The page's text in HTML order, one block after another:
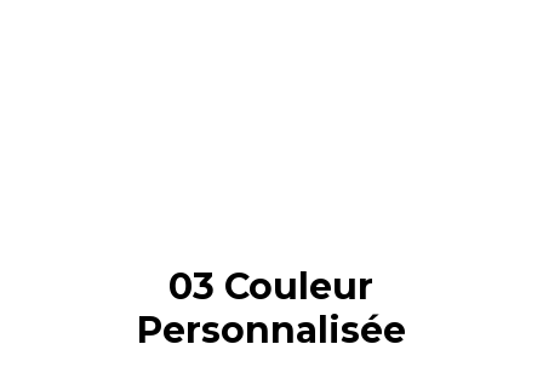
03 Couleur
Personnalisée